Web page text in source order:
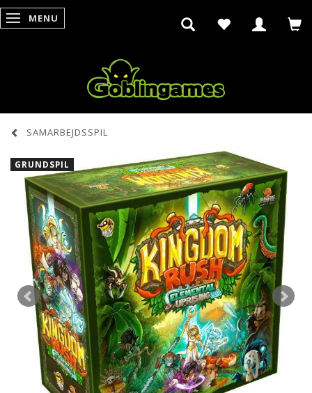
SKIFTE NAVIGATION
MENU
SAMARBEJDSSPIL
GRUNDSPIL